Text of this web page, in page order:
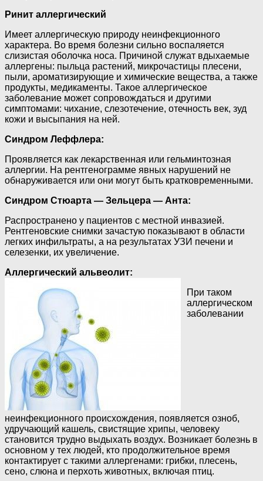
Ринит аллергический
Имеет аллергическую природу неинфекционного
характера. Во время болезни сильно воспаляется
слизистая оболочка носа. Причиной служат вдыхаемые
аллергены: пыльца растений, микрочастицы плесени,
пыли, ароматизирующие и химические вещества, а также
продукты, медикаменты. Такое аллергическое
заболевание может сопровождаться и другими
симптомами: чихание, слезотечение, отечность век, зуд
кожи и высыпания на ней.
Синдром Леффлера:
Проявляется как лекарственная или гельминтозная
аллергии. На рентгенограмме явных нарушений не
обнаруживается или они могут быть кратковременными.
Синдром Стюарта — Зельцера — Анта:
Распространено у пациентов с местной инвазией.
Рентгеновские снимки зачастую показывают в области
легких инфильтраты, а на результатах УЗИ печени и
селезенки, их увеличение.
Аллергический альвеолит:
При таком
аллергическом
заболевании
неинфекционного происхождения, появляется озноб,
удручающий кашель, свистящие хрипы, человеку
становится трудно выдыхать воздух. Возникает болезнь в
основном у тех людей, кто продолжительное время
контактирует с такими аллергенами: грибки, плесень,
сено, слюна и перхоть животных, включая птиц.